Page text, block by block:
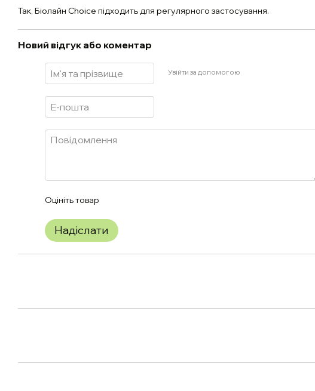
Так, Біолайн Choice підходить для регулярного застосування.
Новий відгук або коментар
Увійти за допомогою
Оцініть товар
Надіслати